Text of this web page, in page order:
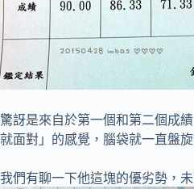
驚訝是來自於第一個和第二個成
就面對」的感覺，腦袋就一直盤
我們有聊一下他這塊的優劣勢，